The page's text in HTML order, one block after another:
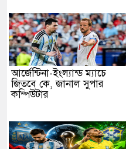
আর্জেন্টিনা-ইংল্যান্ড ম্যাচে
জিতবে কে, জানাল সুপার
কম্পিউটার